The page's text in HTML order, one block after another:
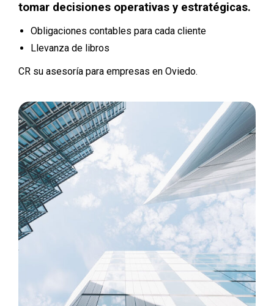
tomar decisiones operativas y estratégicas.
Obligaciones contables para cada cliente
Llevanza de libros
CR su asesoría para empresas en Oviedo.